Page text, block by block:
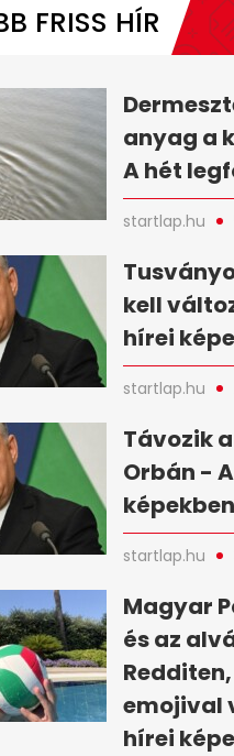
FRISS HÍR
anyag a
A hét
startlap.hu
kell
hírei
startlap.hu
Távozik
Orbán -
képekben
startlap.hu
Magyar
és az
emojival
hírei